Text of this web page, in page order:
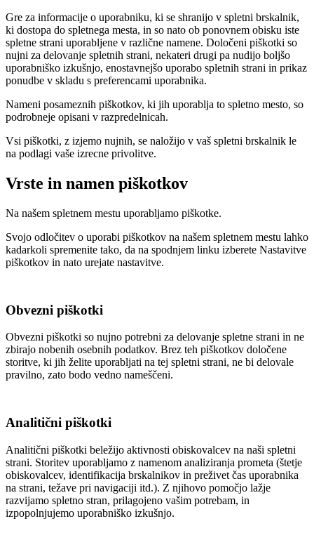
Gre za informacije o uporabniku, ki se shranijo v spletni brskalnik,
ki dostopa do spletnega mesta, in so nato ob ponovnem obisku iste
spletne strani uporabljene v različne namene. Določeni piškotki so
nujni za delovanje spletnih strani, nekateri drugi pa nudijo boljšo
uporabniško izkušnjo, enostavnejšo uporabo spletnih strani in prikaz
ponudbe v skladu s preferencami uporabnika.
Nameni posameznih piškotkov, ki jih uporablja to spletno mesto, so
podrobneje opisani v razpredelnicah.
Vsi piškotki, z izjemo nujnih, se naložijo v vaš spletni brskalnik le
na podlagi vaše izrecne privolitve.
Vrste in namen piškotkov
Na našem spletnem mestu uporabljamo piškotke.
Svojo odločitev o uporabi piškotkov na našem spletnem mestu lahko
kadarkoli spremenite tako, da na spodnjem linku izberete Nastavitve
piškotkov in nato urejate nastavitve.
Obvezni piškotki
Obvezni piškotki so nujno potrebni za delovanje spletne strani in ne
zbirajo nobenih osebnih podatkov. Brez teh piškotkov določene
storitve, ki jih želite uporabljati na tej spletni strani, ne bi delovale
pravilno, zato bodo vedno nameščeni.
Analitični piškotki
Analitični piškotki beležijo aktivnosti obiskovalcev na naši spletni
strani. Storitev uporabljamo z namenom analiziranja prometa (štetje
obiskovalcev, identifikacija brskalnikov in preživet čas uporabnika
na strani, težave pri navigaciji itd.). Z njihovo pomočjo lažje
razvijamo spletno stran, prilagojeno vašim potrebam, in
izpopolnjujemo uporabniško izkušnjo.